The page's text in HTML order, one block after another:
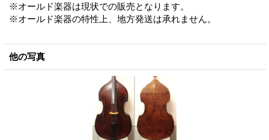
※オールド楽器は現状での販売となります。
※オールド楽器の特性上、地方発送は承れません。
他の写真